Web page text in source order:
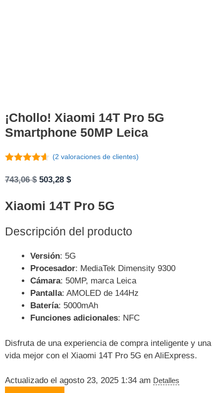
¡Chollo! Xiaomi 14T Pro 5G
Smartphone 50MP Leica
(2 valoraciones de clientes)
743,06$ El
original
743,06 $.
503,28 $El
actual
503,28 $.
Xiaomi 14T Pro 5G
Descripción del producto
Versión: 5G
Procesador: MediaTek Dimensity 9300
Cámara: 50MP, marca Leica
Pantalla: AMOLED de 144Hz
Batería: 5000mAh
Funciones adicionales: NFC
Disfruta de una experiencia de compra inteligente y una
vida mejor con el Xiaomi 14T Pro 5G en AliExpress.
Actualizado el agosto 23, 2025 1:34 am Detalles